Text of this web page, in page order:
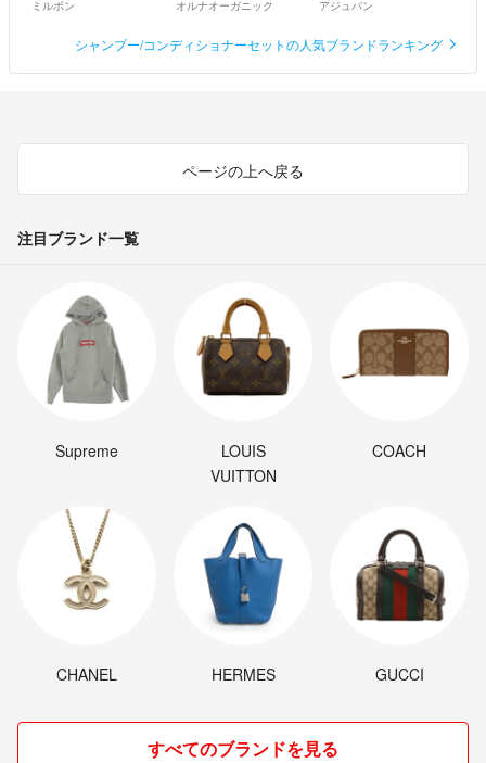
ミルボン オルナオーガニック アジュバン
シャンプー/コンディショナーセットの人気ブランドランキング
ページの上へ戻る
注目ブランド一覧
Supreme
LOUIS
VUITTON
COACH
CHANEL HERMES GUCCI
すべてのブランドを見る